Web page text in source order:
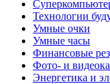
Технологии
Умные очки
Умные часы
Финансовые
Фото- и
Энергетика и